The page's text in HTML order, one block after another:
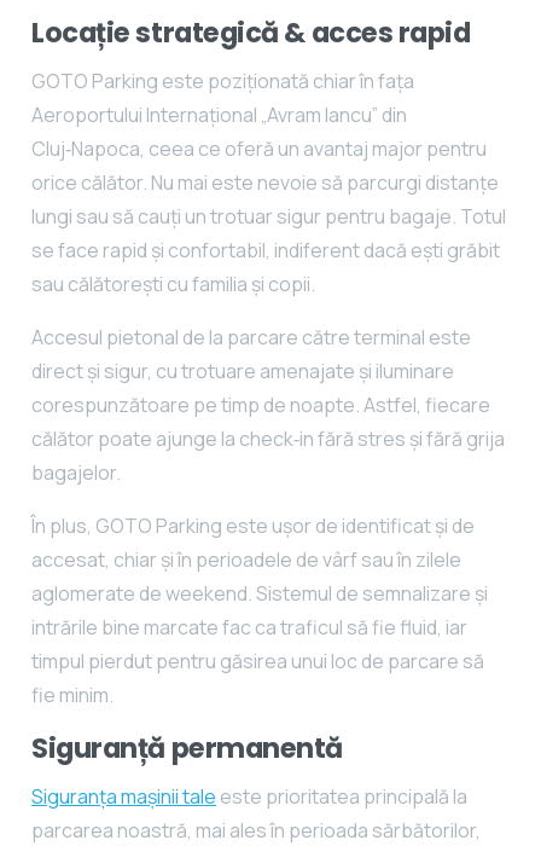
Locație strategică & acces rapid
GOTO Parking este poziționată chiar în fața
Aeroportului Internațional „Avram Iancu” din
Cluj‑Napoca, ceea ce oferă un avantaj major pentru
orice călător. Nu mai este nevoie să parcurgi distanțe
lungi sau să cauți un trotuar sigur pentru bagaje. Totul
se face rapid și confortabil, indiferent dacă ești grăbit
sau călătorești cu familia și copii.
Accesul pietonal de la parcare către terminal este
direct și sigur, cu trotuare amenajate și iluminare
corespunzătoare pe timp de noapte. Astfel, fiecare
călător poate ajunge la check‑in fără stres și fără grija
bagajelor.
În plus, GOTO Parking este ușor de identificat și de
accesat, chiar și în perioadele de vârf sau în zilele
aglomerate de weekend. Sistemul de semnalizare și
intrările bine marcate fac ca traficul să fie fluid, iar
timpul pierdut pentru găsirea unui loc de parcare să
fie minim.
Siguranță permanentă
Siguranța mașinii tale este prioritatea principală la
parcarea noastră, mai ales în perioada sărbătorilor,